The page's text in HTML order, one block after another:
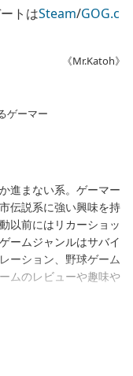
トはSteam/GOG.c
《Mr.Katoh》
ゲーマー
進まない系。ゲーマー
伝説系に強い興味を持
以前にはリカーショッ
ームジャンルはサバイ
ーション、野球ゲーム
ムのレビューや趣味や